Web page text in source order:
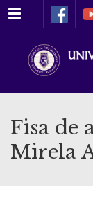
Meniu
Fisa de
Mirela